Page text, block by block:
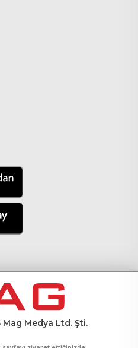
Medya Ltd. Şti.